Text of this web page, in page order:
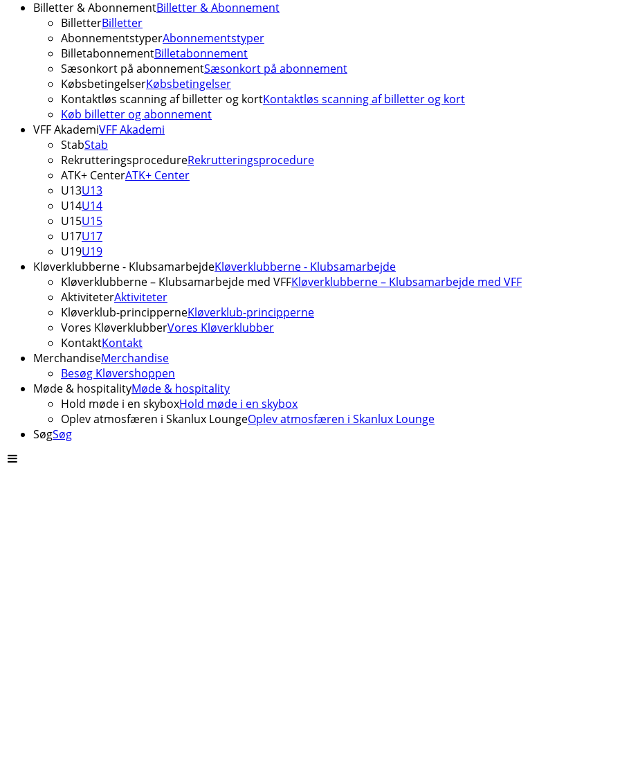
Billetter & AbonnementBilletter & Abonnement
BilletterBilletter
AbonnementstyperAbonnementstyper
BilletabonnementBilletabonnement
Sæsonkort på abonnementSæsonkort på abonnement
KøbsbetingelserKøbsbetingelser
Kontaktløs scanning af billetter og kortKontaktløs scanning af billetter og kort
Køb billetter og abonnement
VFF AkademiVFF Akademi
StabStab
RekrutteringsprocedureRekrutteringsprocedure
ATK+ CenterATK+ Center
U13U13
U14U14
U15U15
U17U17
U19U19
Kløverklubberne - KlubsamarbejdeKløverklubberne - Klubsamarbejde
Kløverklubberne – Klubsamarbejde med VFFKløverklubberne – Klubsamarbejde med VFF
AktiviteterAktiviteter
Kløverklub-principperneKløverklub-principperne
Vores KløverklubberVores Kløverklubber
KontaktKontakt
MerchandiseMerchandise
Besøg Kløvershoppen
Møde & hospitalityMøde & hospitality
Hold møde i en skyboxHold møde i en skybox
Oplev atmosfæren i Skanlux LoungeOplev atmosfæren i Skanlux Lounge
SøgSøg